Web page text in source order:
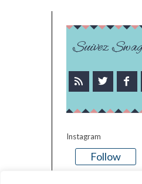
Suivez
Instagram
Follow